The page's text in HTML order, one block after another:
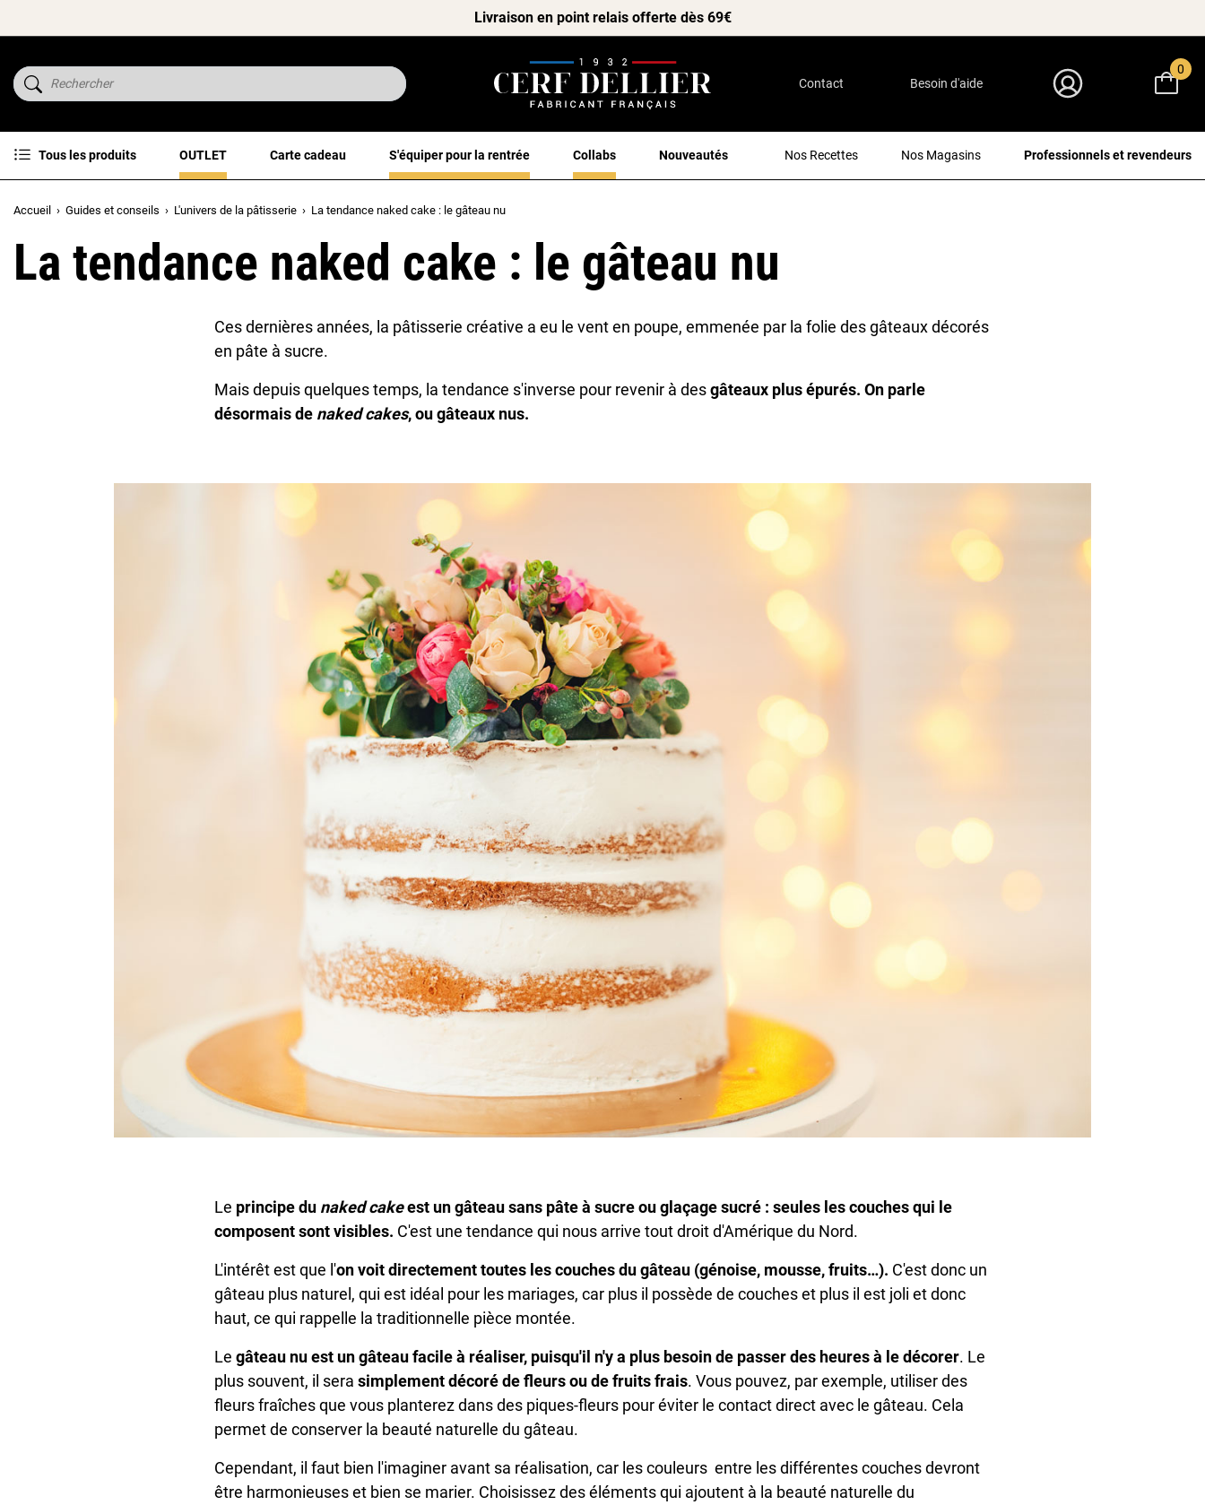
Livraison en point relais offerte dès 69€
Contact Besoin d'aide
0
Tous les produits OUTLET Carte cadeau S'équiper pour la rentrée Collabs Nouveautés Nos Recettes Nos Magasins Professionnels et revendeurs
Accueil Guides et conseils L'univers de la pâtisserie La tendance naked cake : le gâteau nu
La tendance naked cake : le gâteau nu
Ces dernières années, la pâtisserie créative a eu le vent en poupe, emmenée par la folie des gâteaux décorés
en pâte à sucre.
Mais depuis quelques temps, la tendance s'inverse pour revenir à desgâteaux plus épurés. On parle
désormais de naked cakes, ou gâteaux nus.
Le principe du naked cakeest un gâteau sans pâte à sucre ou glaçage sucré : seules les couches qui le
composent sont visibles. C'est une tendance qui nous arrive tout droit d'Amérique du Nord.
L'intérêt est que l'on voit directement toutes les couches du gâteau (génoise, mousse, fruits…). C'est donc un
gâteau plus naturel, qui est idéal pour les mariages, car plus il possède de couches et plus il est joli et donc
haut, ce qui rappelle la traditionnelle pièce montée.
Le gâteau nu est un gâteau facile à réaliser, puisqu'il n'y a plus besoin de passer des heures à le décorer. Le
plus souvent, il sera simplement décoré de fleurs ou de fruits frais. Vous pouvez, par exemple, utiliser des
fleurs fraîches que vous planterez dans des piques-fleurs pour éviter le contact direct avec le gâteau. Cela
permet de conserver la beauté naturelle du gâteau.
Cependant, il faut bien l'imaginer avant sa réalisation, car les couleurs entre les différentes couches devront
être harmonieuses et bien se marier. Choisissez des éléments qui ajoutent à la beauté naturelle du